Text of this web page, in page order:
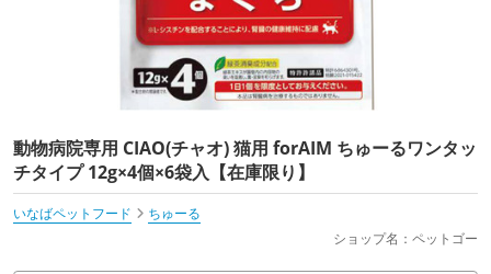
動物病院専用 CIAO(チャオ) 猫用 forAIM ちゅーるワンタッ
チタイプ 12g×4個×6袋入【在庫限り】
いなばペットフード
ちゅーる
ショップ名：ペットゴー